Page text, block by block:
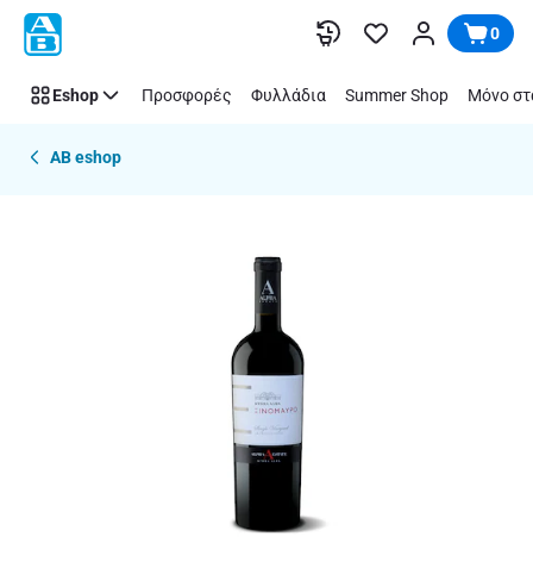
Παράλειψη 0
Eshop Προσφορές Φυλλάδια Summer Shop Μόνο
AB eshop